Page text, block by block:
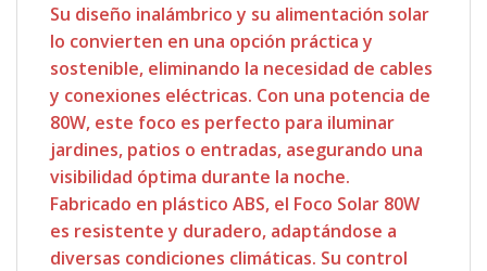
Su diseño inalámbrico y su alimentación solar
lo convierten en una opción práctica y
sostenible, eliminando la necesidad de cables
y conexiones eléctricas. Con una potencia de
80W, este foco es perfecto para iluminar
jardines, patios o entradas, asegurando una
visibilidad óptima durante la noche.
Fabricado en plástico ABS, el Foco Solar 80W
es resistente y duradero, adaptándose a
diversas condiciones climáticas. Su control